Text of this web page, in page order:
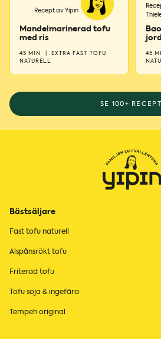
Recept av Yipin
Mandelmarinerad tofu
med ris
45 MIN
EXTRA FAST TOFU
NATURELL
45
SE 100+
Bästsäljare
Fast tofu naturell
Alspånsrökt tofu
Friterad tofu
Tofu soja & ingefära
Tempeh original